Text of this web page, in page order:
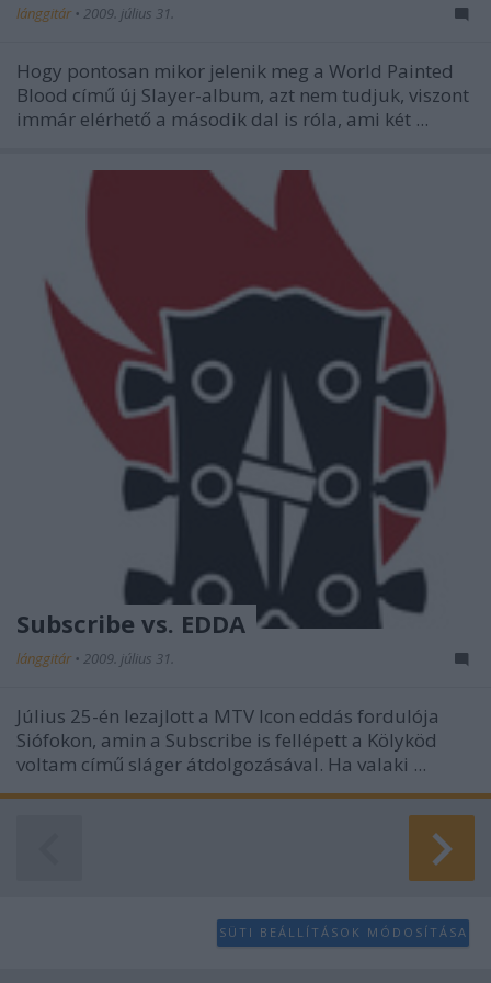
lánggitár • 2009. július 31.
Hogy pontosan mikor jelenik meg a World Painted
Blood című új Slayer-album, azt nem tudjuk, viszont
immár elérhető a második dal is róla, ami két ...
Subscribe vs. EDDA
lánggitár • 2009. július 31.
Július 25-én lezajlott a MTV Icon eddás fordulója
Siófokon, amin a Subscribe is fellépett a Kölyköd
voltam című sláger átdolgozásával. Ha valaki ...
SÜTI BEÁLLÍTÁSOK MÓDOSÍTÁSA